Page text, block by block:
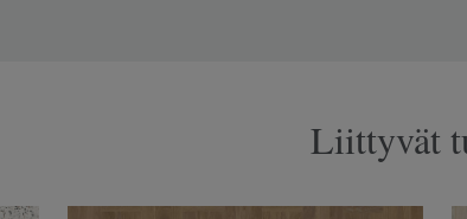
Liittyvät